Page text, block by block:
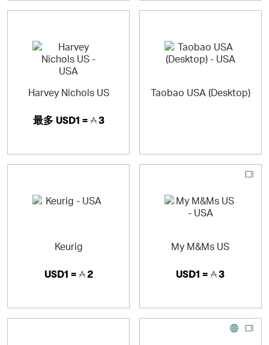
Harvey Nichols US
最多 USD1 = 3
Taobao USA (Desktop)
Keurig
USD1 = 2
My M&Ms US
USD1 = 3